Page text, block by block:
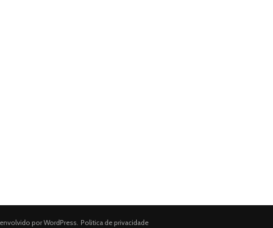
porWordPress. Politica de privacidade